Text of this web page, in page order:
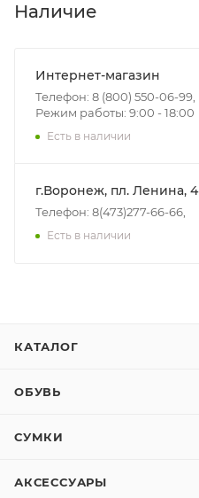
Наличие
Интернет-магазин
Телефон: 8 (800) 550-06-99,
Режим работы: 9:00 - 18:00
Есть в наличии
г.Воронеж, пл. Ленина, 4
Телефон: 8(473)277-66-66,
Есть в наличии
КАТАЛОГ
ОБУВЬ
СУМКИ
АКСЕССУАРЫ